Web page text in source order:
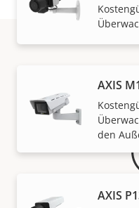
AXIS
den
AXIS